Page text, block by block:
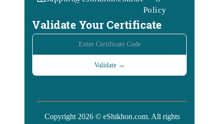
Policy
Validate Your Certificate
Copyright 2026 © eShikhon.com. All rights